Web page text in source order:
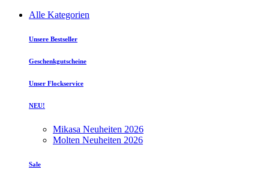
Alle Kategorien
Unsere Bestseller
Geschenkgutscheine
Unser Flockservice
NEU!
Mikasa Neuheiten 2026
Molten Neuheiten 2026
Sale